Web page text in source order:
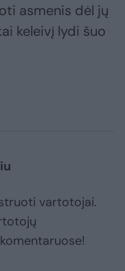
asmenis dėl jų
keleivį lydi šuo
vartotojai.